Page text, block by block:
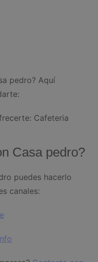
pedro? Aquí
Cafeteria
Casa pedro?
puedes hacerlo
canales: